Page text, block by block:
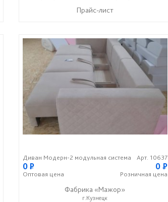
Прайс-лист
Диван Модерн-2 модульная система Арт. 10637
0P
Оптовая цена
0 P
Розничная цена
Фабрика «Мажор»
г.Кузнецк